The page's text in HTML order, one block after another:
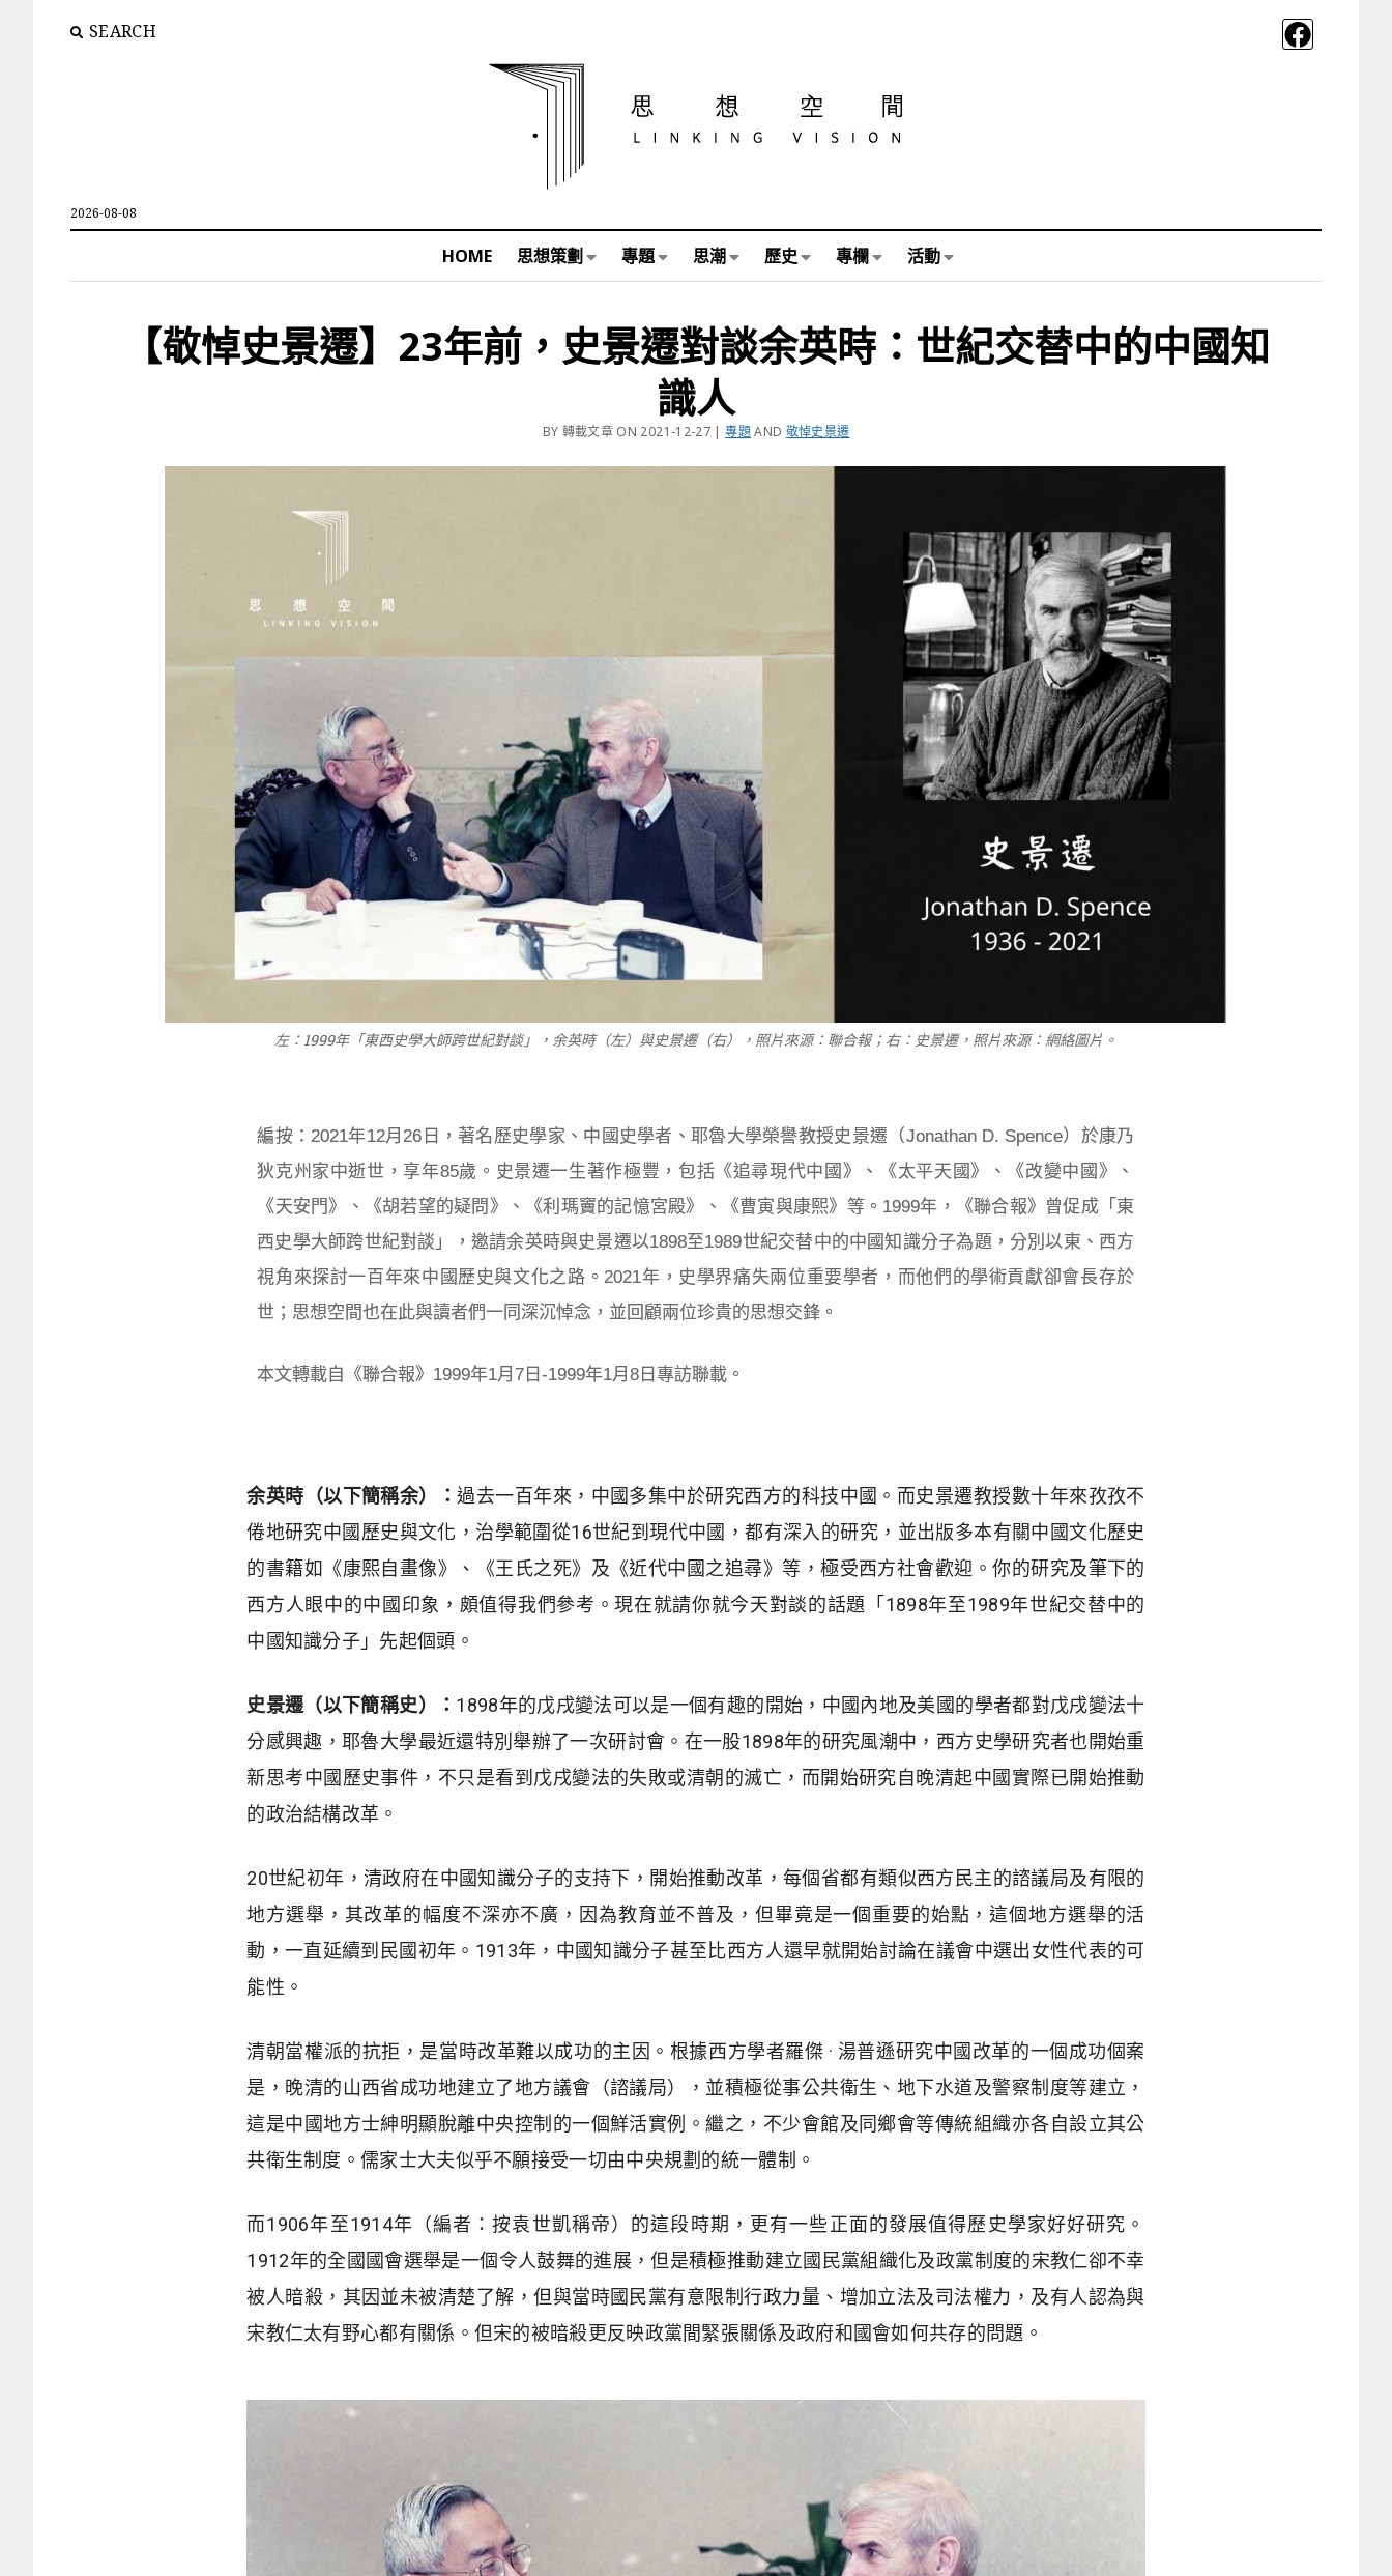
SEARCH
2026-08-08
HOME 思想策劃 專題 思潮 歷史 專欄 活動
【敬悼史景遷】23年前，史景遷對談余英時：世紀交替中的中國知
識人
BY 轉載文章 ON 2021-12-27 |專題AND 敬悼史景遷
左：1999年「東西史學大師跨世紀對談」，余英時（左）與史景遷（右），照片來源：聯合報；右：史景遷，照片來源：網絡圖片。
編按：2021年12月26日，著名歷史學家、中國史學者、耶魯大學榮譽教授史景遷（Jonathan D. Spence）於康乃
狄克州家中逝世，享年85歲。史景遷一生著作極豐，包括《追尋現代中國》、《太平天國》、《改變中國》、
《天安門》、《胡若望的疑問》、《利瑪竇的記憶宮殿》、《曹寅與康熙》等。1999年，《聯合報》曾促成「東
西史學大師跨世紀對談」，邀請余英時與史景遷以1898至1989世紀交替中的中國知識分子為題，分別以東、西方
視角來探討一百年來中國歷史與文化之路。2021年，史學界痛失兩位重要學者，而他們的學術貢獻卻會長存於
世；思想空間也在此與讀者們一同深沉悼念，並回顧兩位珍貴的思想交鋒。
本文轉載自《聯合報》1999年1月7日-1999年1月8日專訪聯載。
余英時（以下簡稱余）：過去一百年來，中國多集中於研究西方的科技中國。而史景遷教授數十年來孜孜不
倦地研究中國歷史與文化，治學範圍從16世紀到現代中國，都有深入的研究，並出版多本有關中國文化歷史
的書籍如《康熙自畫像》、《王氏之死》及《近代中國之追尋》等，極受西方社會歡迎。你的研究及筆下的
西方人眼中的中國印象，頗值得我們參考。現在就請你就今天對談的話題「1898年至1989年世紀交替中的
中國知識分子」先起個頭。
史景遷（以下簡稱史）： 1898年的戊戌變法可以是一個有趣的開始，中國內地及美國的學者都對戊戌變法十
分感興趣，耶魯大學最近還特別舉辦了一次研討會。在一股1898年的研究風潮中，西方史學研究者也開始重
新思考中國歷史事件，不只是看到戊戌變法的失敗或清朝的滅亡，而開始研究自晚清起中國實際已開始推動
的政治結構改革。
20世紀初年，清政府在中國知識分子的支持下，開始推動改革，每個省都有類似西方民主的諮議局及有限的
地方選舉，其改革的幅度不深亦不廣，因為教育並不普及，但畢竟是一個重要的始點，這個地方選舉的活
動，一直延續到民國初年。1913年，中國知識分子甚至比西方人還早就開始討論在議會中選出女性代表的可
能性。
清朝當權派的抗拒，是當時改革難以成功的主因。根據西方學者羅傑 · 湯普遜研究中國改革的一個成功個案
是，晚清的山西省成功地建立了地方議會（諮議局），並積極從事公共衛生、地下水道及警察制度等建立，
這是中國地方士紳明顯脫離中央控制的一個鮮活實例。繼之，不少會館及同鄉會等傳統組織亦各自設立其公
共衛生制度。儒家士大夫似乎不願接受一切由中央規劃的統一體制。
而1906年至1914年（編者：按袁世凱稱帝）的這段時期，更有一些正面的發展值得歷史學家好好研究。
1912年的全國國會選舉是一個令人鼓舞的進展，但是積極推動建立國民黨組織化及政黨制度的宋教仁卻不幸
被人暗殺，其因並未被清楚了解，但與當時國民黨有意限制行政力量、增加立法及司法權力，及有人認為與
宋教仁太有野心都有關係。但宋的被暗殺更反映政黨間緊張關係及政府和國會如何共存的問題。